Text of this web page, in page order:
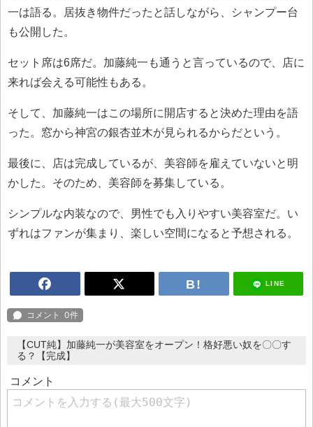
一は語る。居抜き物件だったと話しながら、シャンプー台
も公開した。
セット席は6席だ。加藤純一も通うと言っているので、店に
来れば会える可能性もある。
そして、加藤純一はこの場所に開店すると決めた理由を語
った。窓から神宮の銀杏並木が見られるからだという。
最後に、店は完成しているが、美容師を雇えていないと明
かした。そのため、美容師を募集している。
シンプルな内装なので、男性でも入りやすい美容室だ。い
ずれはファンが集まり、楽しい空間になると予想される。
LINE
【CUT純】加藤純一が美容室をオープン！格好悪い奴を〇〇す
る？【完成】